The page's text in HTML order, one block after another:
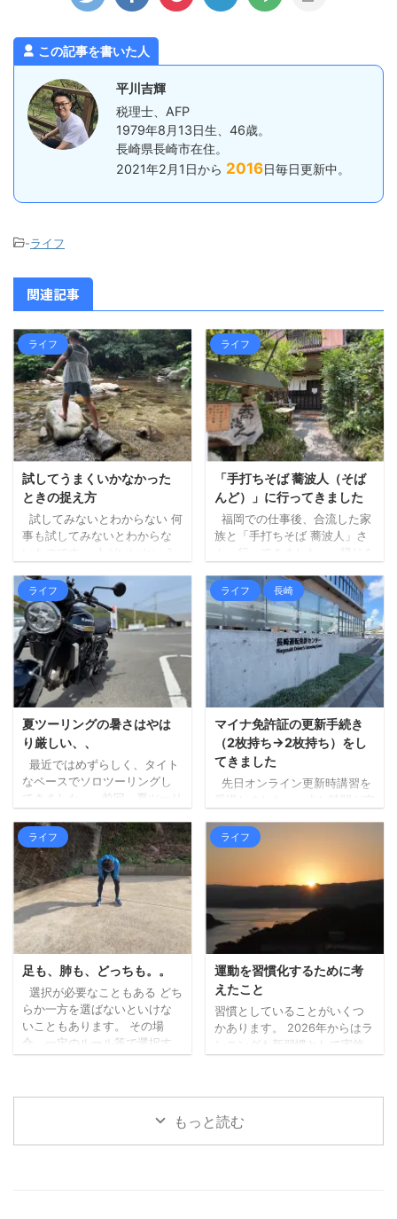
いかないと
はないです。 そして、事業での所得
ん。 対象 ...
この記事を書いた人
平川吉輝
税理士、AFP
1979年8月13日生、46歳。
長崎県長崎市在住。
2021年2月1日から 2016日毎日更新中。
-ライフ
関連記事
ライフ
試してうまくいかなかった
ときの捉え方
試してみないとわからない 何
事も試してみないとわからな
いものです。 人がいいという
というのはいいと思います。
ですが、人がダメというから
やらないというのは違うのか
もしれません（もちろん、絶
対ダメなこともあります
が、、）。 単にその人にとっ
て合わないだけで、自分には
そうじゃない場合は、ただの
機会損失になってしまいま
す。 試してみないとわかりま
せん。 うまくいかないことも
ある 試してみないとわからな
いし、と実際にやってみたも
のの、うまくいかないという
ことも ...
ライフ
「手打ちそば 蕎波人（そば
んど）」に行ってきました
福岡での仕事後、合流した家
族と「手打ちそば 蕎波人」さ
んへ行ってきました。 帰りを
ばでも食べて帰ろうというこ
とになり、妻にお店を探して
もらいました（大抵妻に探し
てもらいます）。 蕎波人さん
は三瀬のお店ではないのです
が（福岡県早良区）、良さそ
うなお店の中から、到着予定
がちょうどよかったのも決め
手になりました。 詳しく調べ
ずにいったのですが、人気店
のようで、すでに受付を済ま
せて待機している人ばかりで
した。 ひとまず ...
ライフ
夏ツーリングの暑さはやは
り厳しい、、
最近ではめずらしく、タイト
なペースでソロツーリングし
てきました。 前回、夏ツーリ
はず、という記事を書きまし
たが、最初に掲げた「ずら
す」が中途半端だったため
に、暑さはどうにもなりませ
んでした。。 ちょっと前にベ
ストタイプのジャケットを新
調したので、それも試してみ
ましたが、個人の感想としま
しては、「幾分マシではある
ものの暑いもんは暑い！」と
いう結果となりました。 エン
ジンの排熱と日差しで、暑さ
（熱さ）が上からも下からも
なので。 山間部は涼しく ...
ライフ 長崎
マイナ免許証の更新手続き
（2枚持ち→2枚持ち）をし
てきました
先日オンライン更新時講習を
に行ってきました。 （行こう
と思った日が閉庁日だったり
で、行けずにおりまし
た。。）。 私は免許更新前に
マイナ免許証の2枚持ちに切り
替えていましたので、2枚持ち
→2枚持ちの更新手続きです。
今回の受付時にも、免許を3つ
から選ぶことや、私の場合、
次も2枚持ちにするかなど、事
前に確認がありました。 受付
時間前に待機する場所で（10
人ずつ受付）、係の方から
「次の免許証をマイナ免許 ...
ライフ
足も、肺も、どっちも。。
選択が必要なこともある どち
らか一方を選ばないといけな
いこともあります。 その場
合、一定のルール等で選択す
（宇宙兄弟より）など、自分
れません。 どちらかではな
く、できるならどっちも た
ライフ
運動を習慣化するために考
えたこと
習慣としていることがいくつ
かあります。 2026年からはラ
ンニングも新習慣として実施
中で、運動の習慣化は特に難
しいという話題になったの
で、習慣化するために考えた
ことなど書いてみます。 小さ
もっと読む